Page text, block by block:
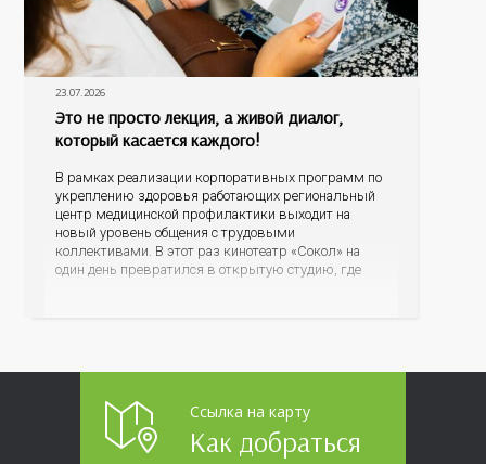
23.07.2026
Это не просто лекция, а живой диалог,
который касается каждого!
В рамках реализации корпоративных программ по
укреплению здоровья работающих региональный
центр медицинской профилактики выходит на
новый уровень общения с трудовыми
коллективами. В этот раз кинотеатр «Сокол» на
один день превратился в открытую студию, где
Ссылка на карту
Как добраться